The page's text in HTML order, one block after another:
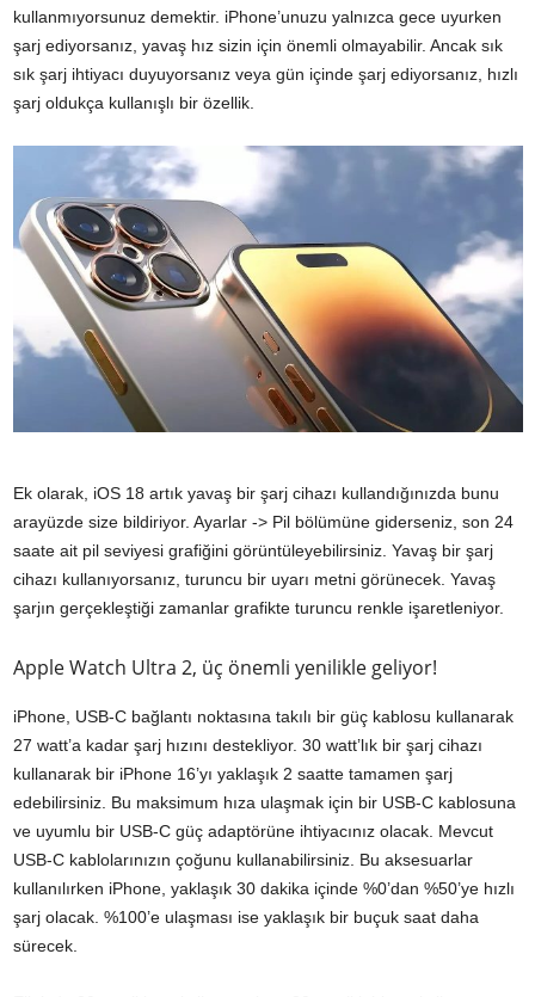
kullanmıyorsunuz demektir. iPhone’unuzu yalnızca gece uyurken
şarj ediyorsanız, yavaş hız sizin için önemli olmayabilir. Ancak sık
sık şarj ihtiyacı duyuyorsanız veya gün içinde şarj ediyorsanız, hızlı
şarj oldukça kullanışlı bir özellik.
Ek olarak, iOS 18 artık yavaş bir şarj cihazı kullandığınızda bunu
arayüzde size bildiriyor. Ayarlar -> Pil bölümüne giderseniz, son 24
saate ait pil seviyesi grafiğini görüntüleyebilirsiniz. Yavaş bir şarj
cihazı kullanıyorsanız, turuncu bir uyarı metni görünecek. Yavaş
şarjın gerçekleştiği zamanlar grafikte turuncu renkle işaretleniyor.
Apple Watch Ultra 2, üç önemli yenilikle geliyor!
iPhone, USB-C bağlantı noktasına takılı bir güç kablosu kullanarak
27 watt’a kadar şarj hızını destekliyor. 30 watt’lık bir şarj cihazı
kullanarak bir iPhone 16’yı yaklaşık 2 saatte tamamen şarj
edebilirsiniz. Bu maksimum hıza ulaşmak için bir USB-C kablosuna
ve uyumlu bir USB-C güç adaptörüne ihtiyacınız olacak. Mevcut
USB-C kablolarınızın çoğunu kullanabilirsiniz. Bu aksesuarlar
kullanılırken iPhone, yaklaşık 30 dakika içinde %0’dan %50’ye hızlı
şarj olacak. %100’e ulaşması ise yaklaşık bir buçuk saat daha
sürecek.